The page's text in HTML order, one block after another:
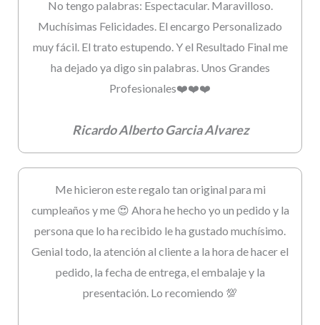
No tengo palabras: Espectacular. Maravilloso.
Muchísimas Felicidades. El encargo Personalizado
muy fácil. El trato estupendo. Y el Resultado Final me
ha dejado ya digo sin palabras. Unos Grandes
Profesionales❤️❤️❤️
Ricardo Alberto Garcia Alvarez
Me hicieron este regalo tan original para mi
cumpleaños y me 😍 Ahora he hecho yo un pedido y la
persona que lo ha recibido le ha gustado muchísimo.
Genial todo, la atención al cliente a la hora de hacer el
pedido, la fecha de entrega, el embalaje y la
presentación. Lo recomiendo 💯